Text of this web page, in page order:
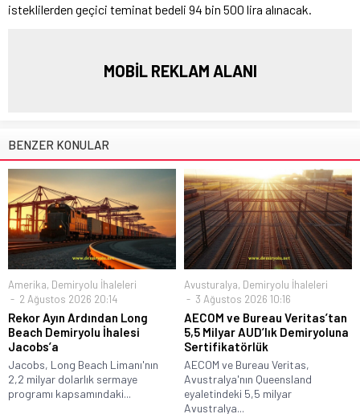
isteklilerden geçici teminat bedeli 94 bin 500 lira alınacak.
MOBİL REKLAM ALANI
BENZER KONULAR
Amerika, Demiryolu İhaleleri
2 Ağustos 2026 20:14
Rekor Ayın Ardından Long
Beach Demiryolu İhalesi
Jacobs’a
Jacobs, Long Beach Limanı'nın
2,2 milyar dolarlık sermaye
programı kapsamındaki...
Avusturalya, Demiryolu İhaleleri
3 Ağustos 2026 10:16
AECOM ve Bureau Veritas’tan
5,5 Milyar AUD’lık Demiryoluna
Sertifikatörlük
AECOM ve Bureau Veritas,
Avustralya'nın Queensland
eyaletindeki 5,5 milyar
Avustralya...